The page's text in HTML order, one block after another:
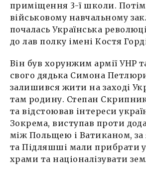
приміщення 3-ї школи.
військовому навчальному
почалась Українська
до лав полку імені Костя
Він був хорунжим армії УНР
свого дядька Симона
залишився жити на заході
там родину. Степан
та відстоював інтереси
Зокрема, виступав проти
між Польщею і Ватиканом, за
та Підляшші мали прибрати
храми та націоналізувати